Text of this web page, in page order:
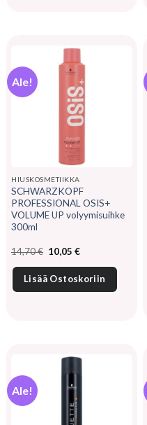
Ale!
HIUSKOSMETIIKKA
SCHWARZKOPF
PROFESSIONAL OSIS+
VOLUME UP volyymisuihke
300ml
14,70€ Alkuperäinen
hinta
oli:
14,70 €.
10,05€Nykyinen
on:
10,05 €.
Lisää Ostoskoriin
Ale!